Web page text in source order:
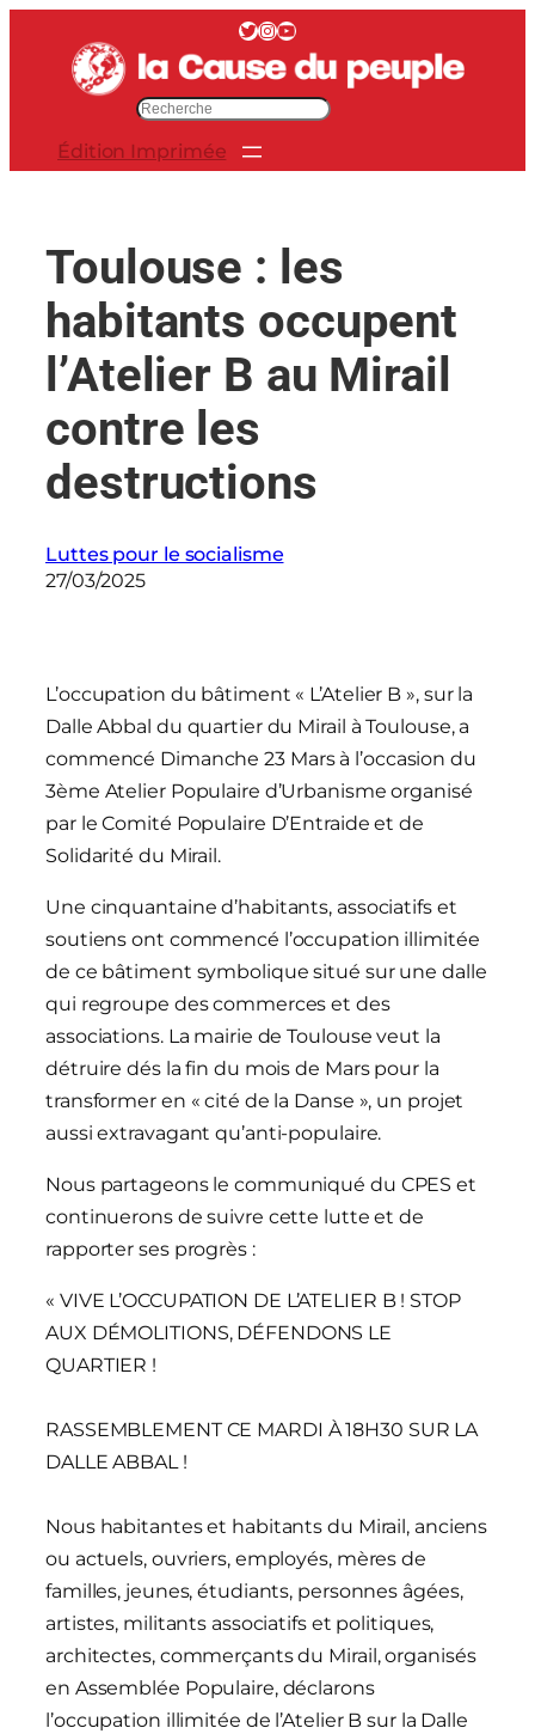
contenu
Twitter InstagramYouTube
e
r
Édition Imprimée
Toulouse : les
habitants occupent
l’Atelier B au Mirail
contre les
destructions
Luttes pour le socialisme
27/03/2025
L’occupation du bâtiment « L’Atelier B », sur la
Dalle Abbal du quartier du Mirail à Toulouse, a
commencé Dimanche 23 Mars à l’occasion du
3ème Atelier Populaire d’Urbanisme organisé
par le Comité Populaire D’Entraide et de
Solidarité du Mirail.
Une cinquantaine d’habitants, associatifs et
soutiens ont commencé l’occupation illimitée
de ce bâtiment symbolique situé sur une dalle
qui regroupe des commerces et des
associations. La mairie de Toulouse veut la
détruire dés la fin du mois de Mars pour la
transformer en « cité de la Danse », un projet
aussi extravagant qu’anti-populaire.
Nous partageons le communiqué du CPES et
continuerons de suivre cette lutte et de
rapporter ses progrès :
« VIVE L’OCCUPATION DE L’ATELIER B ! STOP
AUX DÉMOLITIONS, DÉFENDONS LE
QUARTIER !
RASSEMBLEMENT CE MARDI À 18H30 SUR LA
DALLE ABBAL !
Nous habitantes et habitants du Mirail, anciens
ou actuels, ouvriers, employés, mères de
familles, jeunes, étudiants, personnes âgées,
artistes, militants associatifs et politiques,
architectes, commerçants du Mirail, organisés
en Assemblée Populaire, déclarons
l’occupation illimitée de l’Atelier B sur la Dalle